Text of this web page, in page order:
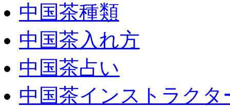
中国茶種類
中国茶入れ方
中国茶占い
中国茶インストラクタ